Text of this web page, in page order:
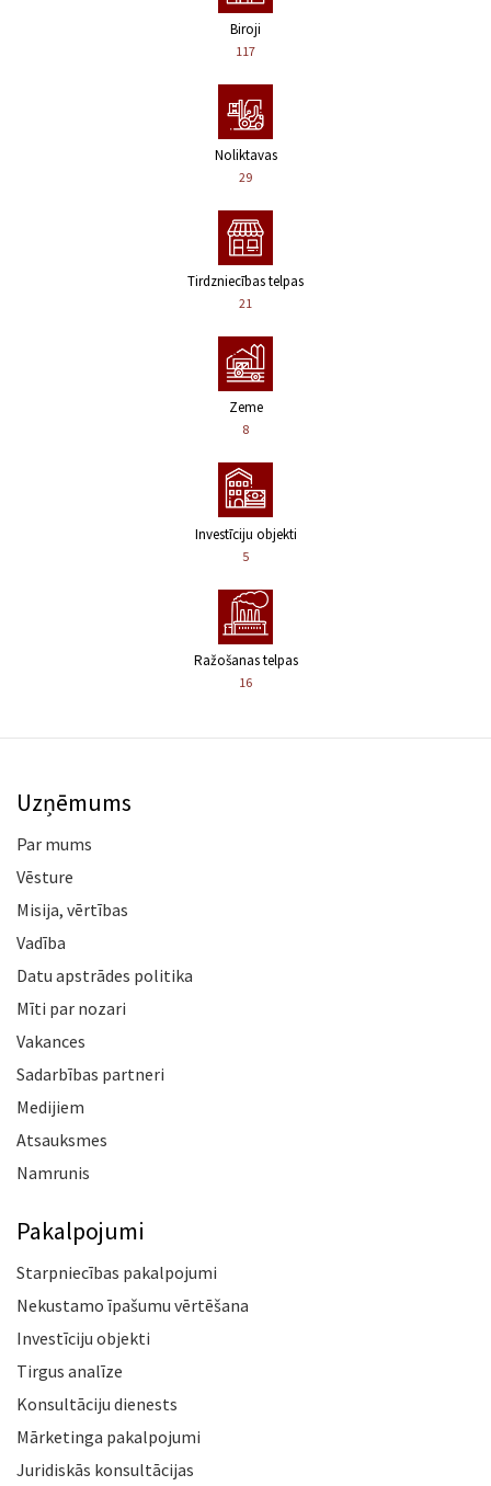
Biroji
117
Noliktavas
29
Tirdzniecības telpas
21
Zeme
8
Investīciju objekti
5
Ražošanas telpas
16
Uzņēmums
Par mums
Vēsture
Misija, vērtības
Vadība
Datu apstrādes politika
Mīti par nozari
Vakances
Sadarbības partneri
Medijiem
Atsauksmes
Namrunis
Pakalpojumi
Starpniecības pakalpojumi
Nekustamo īpašumu vērtēšana
Investīciju objekti
Tirgus analīze
Konsultāciju dienests
Mārketinga pakalpojumi
Juridiskās konsultācijas